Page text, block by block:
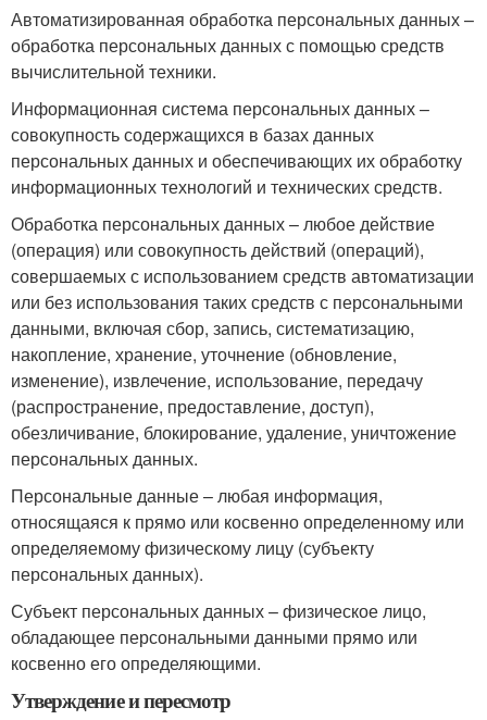
Автоматизированная обработка персональных данных –
обработка персональных данных с помощью средств
вычислительной техники.
Информационная система персональных данных –
совокупность содержащихся в базах данных
персональных данных и обеспечивающих их обработку
информационных технологий и технических средств.
Обработка персональных данных – любое действие
(операция) или совокупность действий (операций),
совершаемых с использованием средств автоматизации
или без использования таких средств с персональными
данными, включая сбор, запись, систематизацию,
накопление, хранение, уточнение (обновление,
изменение), извлечение, использование, передачу
(распространение, предоставление, доступ),
обезличивание, блокирование, удаление, уничтожение
персональных данных.
Персональные данные – любая информация,
относящаяся к прямо или косвенно определенному или
определяемому физическому лицу (субъекту
персональных данных).
Субъект персональных данных – физическое лицо,
обладающее персональными данными прямо или
косвенно его определяющими.
Утверждение и пересмотр